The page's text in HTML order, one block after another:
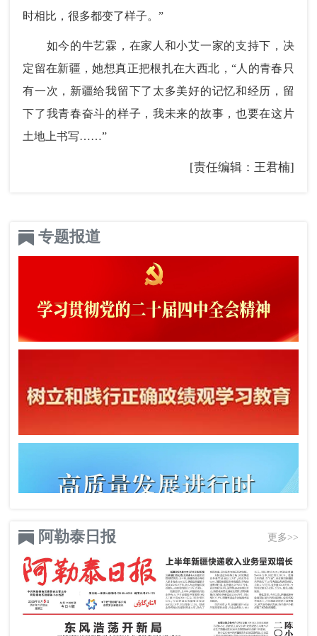
时相比，很多都变了样子。”
如今的牛艺霖，在家人和小艾一家的支持下，决
定留在新疆，她想真正把根扎在大西北，“人的青春只
有一次，新疆给我留下了太多美好的记忆和经历，留
下了我青春奋斗的样子，我未来的故事，也要在这片
土地上书写……”
[责任编辑：王君楠]
专题报道
阿勒泰日报 更多>>